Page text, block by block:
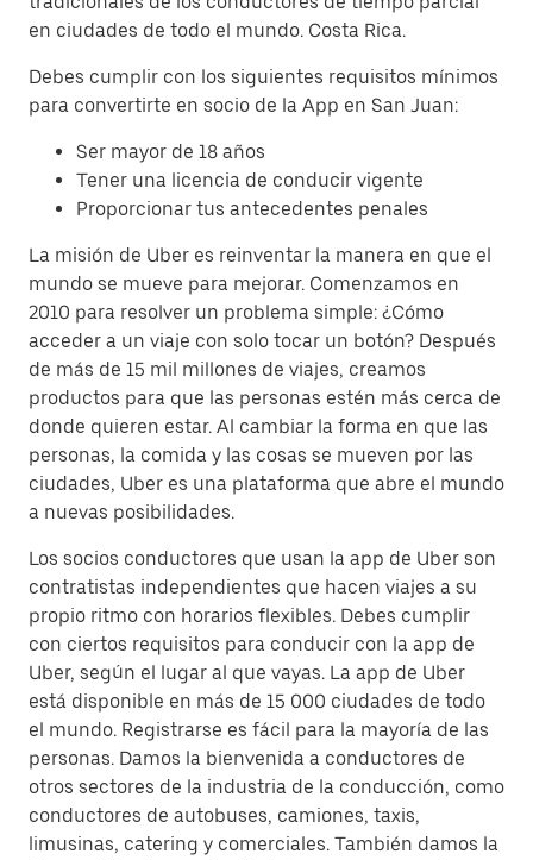
en ciudades de todo el mundo. Costa Rica.
Debes cumplir con los siguientes requisitos mínimos
para convertirte en socio de la App en San Juan:
Ser mayor de 18 años
Tener una licencia de conducir vigente
Proporcionar tus antecedentes penales
La misión de Uber es reinventar la manera en que el
mundo se mueve para mejorar. Comenzamos en
2010 para resolver un problema simple: ¿Cómo
acceder a un viaje con solo tocar un botón? Después
de más de 15 mil millones de viajes, creamos
productos para que las personas estén más cerca de
donde quieren estar. Al cambiar la forma en que las
personas, la comida y las cosas se mueven por las
ciudades, Uber es una plataforma que abre el mundo
a nuevas posibilidades.
Los socios conductores que usan la app de Uber son
contratistas independientes que hacen viajes a su
propio ritmo con horarios flexibles. Debes cumplir
con ciertos requisitos para conducir con la app de
Uber, según el lugar al que vayas. La app de Uber
está disponible en más de 15 000 ciudades de todo
el mundo. Registrarse es fácil para la mayoría de las
personas. Damos la bienvenida a conductores de
otros sectores de la industria de la conducción, como
conductores de autobuses, camiones, taxis,
limusinas, catering y comerciales. También damos la